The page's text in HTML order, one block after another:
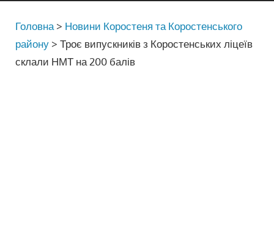
Головна > Новини Коростеня та Коростенського
району >Троє випускників з Коростенських ліцеїв
склали НМТ на 200 балів